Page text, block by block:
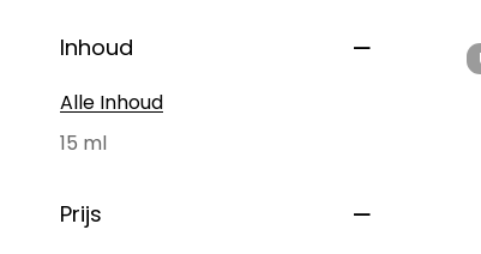
Inhoud
Alle Inhoud
15 ml
Prijs